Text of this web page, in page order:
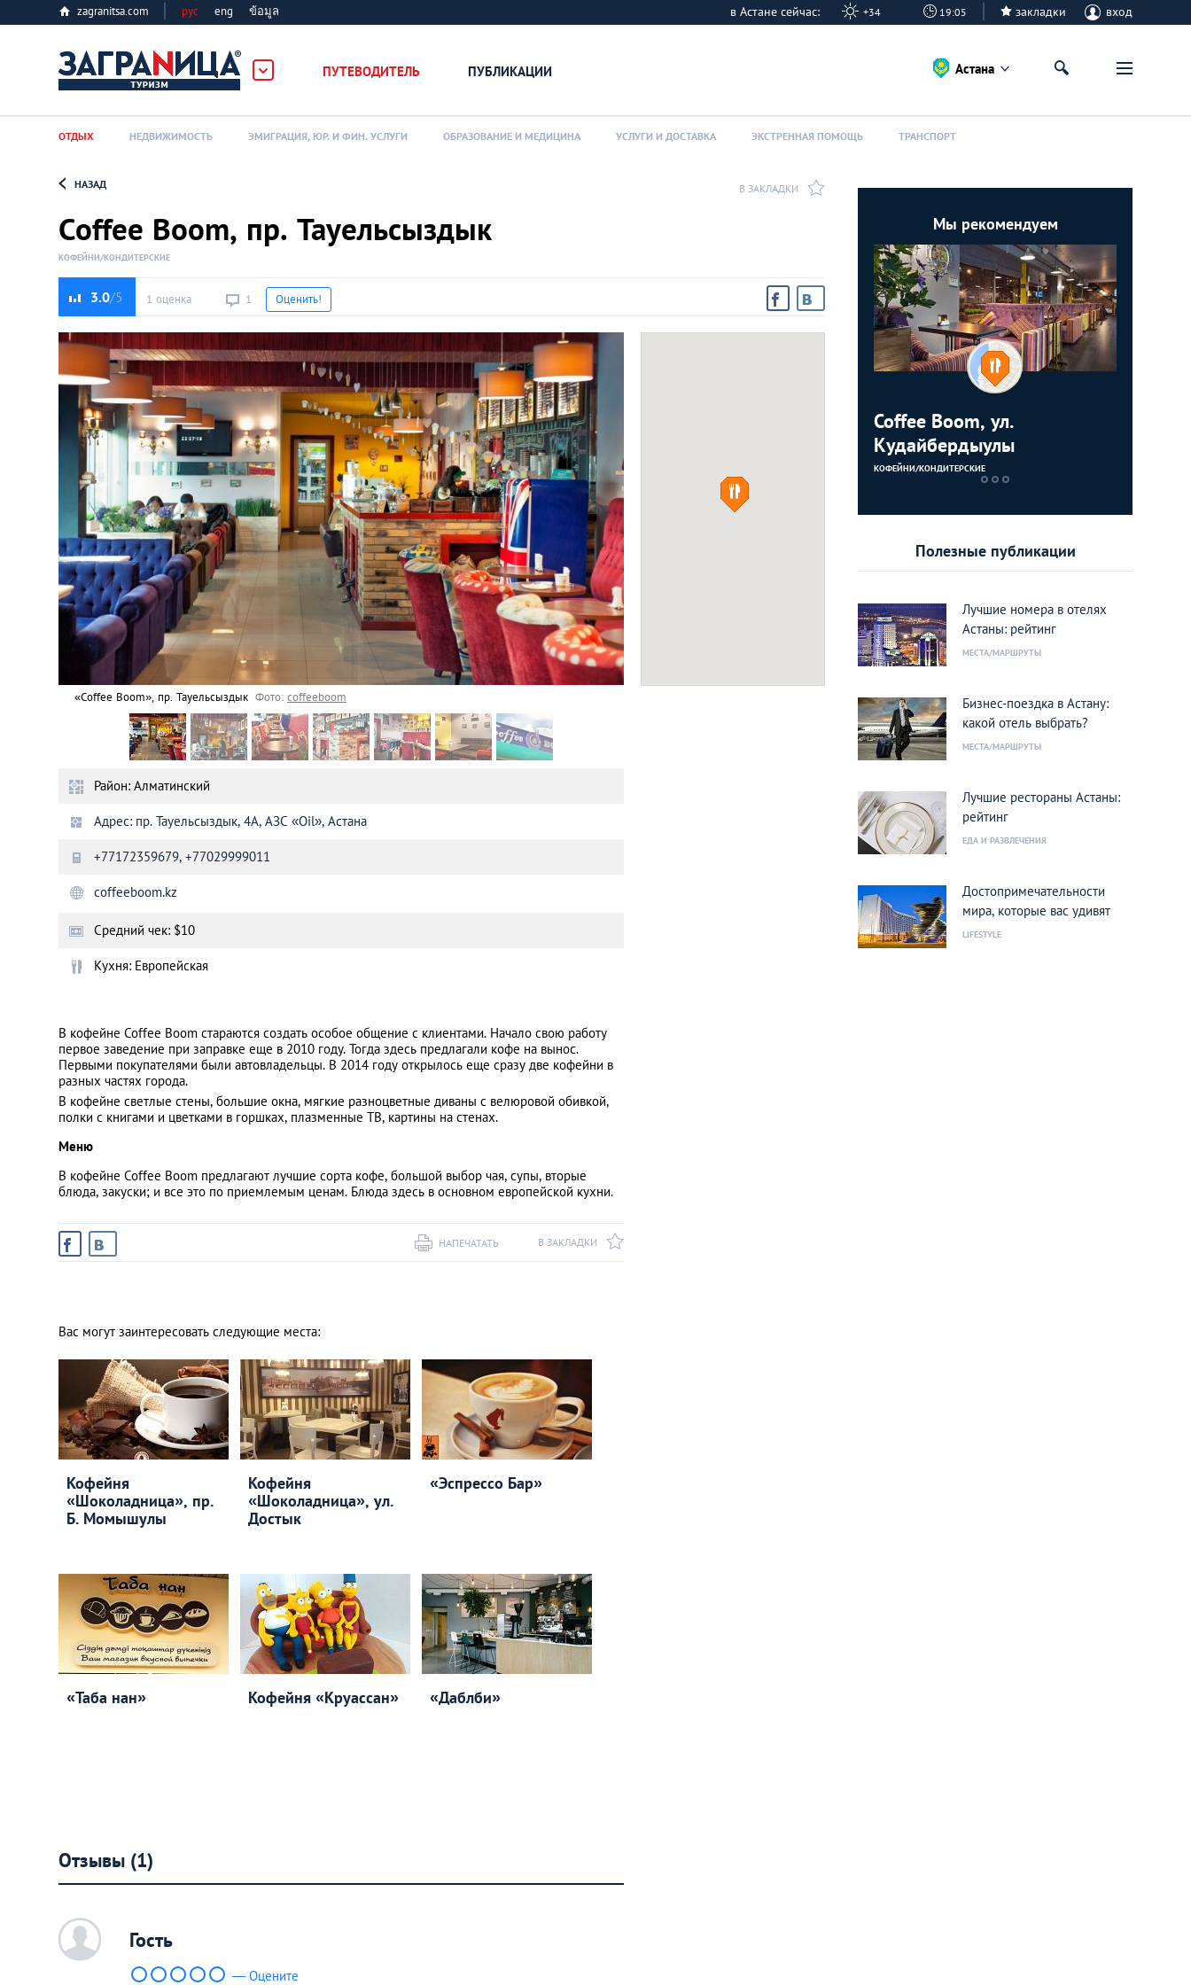
zagranitsa.com рус eng ข้อมูล в Астане сейчас: +34 19:05 закладки вход
ПУТЕВОДИТЕЛЬ ПУБЛИКАЦИИ
Алматы
Астана
Афины
Киев
Лондон
Лос-Анджелес
Москва
Париж
Паттайя
Пхукет
Loading...
Астана
ОТДЫХ НЕДВИЖИМОСТЬ ЭМИГРАЦИЯ, ЮР. И ФИН. УСЛУГИ ОБРАЗОВАНИЕ И МЕДИЦИНА УСЛУГИ И ДОСТАВКА ЭКСТРЕННАЯ ПОМОЩЬ ТРАНСПОРТ
НАЗАД В ЗАКЛАДКИ
Coffee Boom, пр. Тауельсыздык
КОФЕЙНИ/КОНДИТЕРСКИЕ
3.0 1 оценка 1 Оценить!
«Coffee Boom», пр. Тауельсыздык Фото:coffeeboom coffeeboom
Район: Алматинский
Адрес: пр. Тауельсыздык, 4А, АЗС «Oil», Астана
+77172359679, +77029999011
coffeeboom.kz
Средний чек: $10
Кухня: Европейская
В кофейне Coffee Boom стараются создать особое общение с клиентами. Начало свою работу
первое заведение при заправке еще в 2010 году. Тогда здесь предлагали кофе на вынос.
Первыми покупателями были автовладельцы. В 2014 году открылось еще сразу две кофейни в
разных частях города.
В кофейне светлые стены, большие окна, мягкие разноцветные диваны с велюровой обивкой,
полки с книгами и цветками в горшках, плазменные ТВ, картины на стенах.
Меню
В кофейне Coffee Boom предлагают лучшие сорта кофе, большой выбор чая, супы, вторые
блюда, закуски; и все это по приемлемым ценам. Блюда здесь в основном европейской кухни.
В ЗАКЛАДКИ
НАПЕЧАТАТЬ
Вас могут заинтересовать следующие места:
Кофейня
«Шоколадница», пр.
Б. Момышулы
Кофейня
«Шоколадница», ул.
Достык
«Эспрессо Бар»
«Таба нан» Кофейня «Круассан» «Даблби»
Мы рекомендуем
Coffee Boom, ул.
Кудайбердыулы
КОФЕЙНИ/КОНДИТЕРСКИЕ
Полезные публикации
Лучшие номера в отелях
Астаны: рейтинг
МЕСТА/МАРШРУТЫ
Бизнес-поездка в Астану:
какой отель выбрать?
МЕСТА/МАРШРУТЫ
Лучшие рестораны Астаны:
рейтинг
ЕДА И РАЗВЛЕЧЕНИЯ
Достопримечательности
мира, которые вас удивят
LIFESTYLE
Отзывы (1)
c Гость
— Оцените